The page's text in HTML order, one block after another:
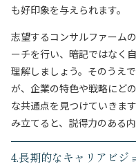
も好印象を与えられます。
志望するコンサルファーム
ーチを行い、暗記ではなく
理解しましょう。そのうえ
が、企業の特色や戦略にど
な共通点を見つけていきま
み立てると、説得力のある内
4.長期的なキャリアビジ